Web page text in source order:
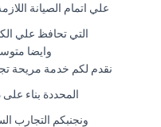
علي اتمام الصيانة
التي تحافظ علي
وايضا
نقدم لكم خدمة مريحة
المحددة بناء
ونجنبكم التجارب